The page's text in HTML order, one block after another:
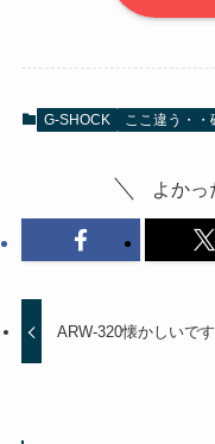
G-SHOCK ここ違う・
よかっ
ARW-320懐かしいです